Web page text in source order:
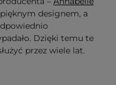
designem, a
Dzięki temu te
przez wiele lat.